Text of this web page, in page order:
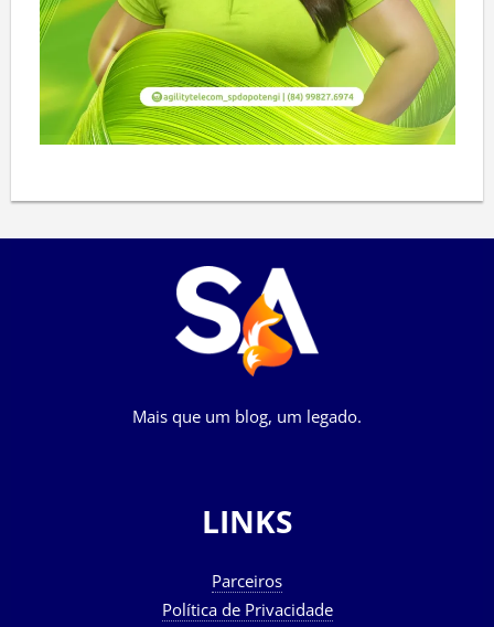
Mais que um blog, um legado.
LINKS
Parceiros
Política de Privacidade